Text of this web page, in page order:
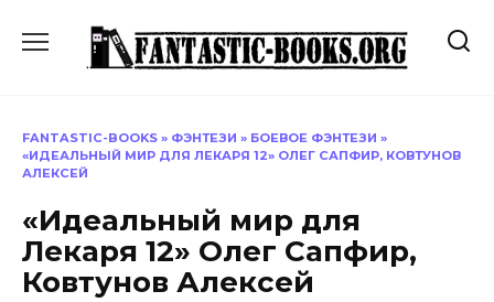
содержанию
FANTASTIC-BOOKS » ФЭНТЕЗИ » БОЕВОЕ ФЭНТЕЗИ »
«ИДЕАЛЬНЫЙ МИР ДЛЯ ЛЕКАРЯ 12» ОЛЕГ САПФИР, КОВТУНОВ
АЛЕКСЕЙ
«Идеальный мир для
Лекаря 12» Олег Сапфир,
Ковтунов Алексей